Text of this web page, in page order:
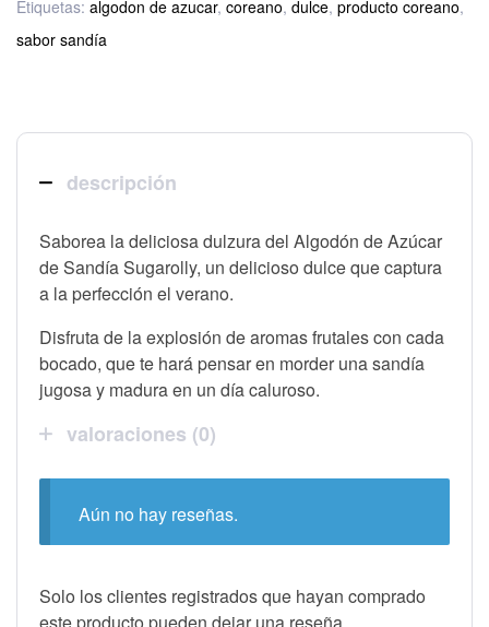
Etiquetas: algodon de azucar, coreano, dulce, producto coreano,
sabor sandía
descripción
Saborea la deliciosa dulzura del Algodón de Azúcar
de Sandía Sugarolly, un delicioso dulce que captura
a la perfección el verano.
Disfruta de la explosión de aromas frutales con cada
bocado, que te hará pensar en morder una sandía
jugosa y madura en un día caluroso.
valoraciones (0)
Aún no hay reseñas.
Solo los clientes registrados que hayan comprado